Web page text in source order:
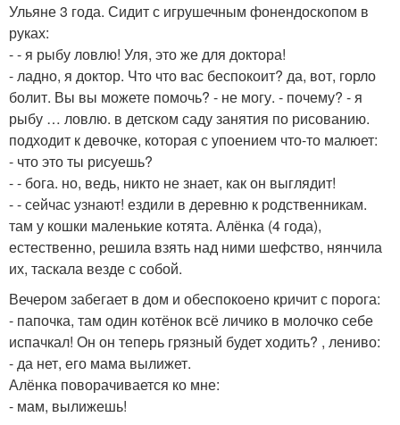
Ульяне 3 года. Сидит с игрушечным фонендоскопом в
руках:
- - я рыбу ловлю! Уля, это же для доктора!
- ладно, я доктор. Что что вас беспокоит? да, вот, горло
болит. Вы вы можете помочь? - не могу. - почему? - я
рыбу … ловлю. в детском саду занятия по рисованию.
подходит к девочке, которая с упоением что-то малюет:
- что это ты рисуешь?
- - бога. но, ведь, никто не знает, как он выглядит!
- - сейчас узнают! ездили в деревню к родственникам.
там у кошки маленькие котята. Алёнка (4 года),
естественно, решила взять над ними шефство, нянчила
их, таскала везде с собой.
Вечером забегает в дом и обеспокоено кричит с порога:
- папочка, там один котёнок всё личико в молочко себе
испачкал! Он он теперь грязный будет ходить? , лениво:
- да нет, его мама вылижет.
Алёнка поворачивается ко мне:
- мам, вылижешь!